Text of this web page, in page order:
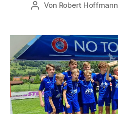
Beitragsautor
Von Robert Hoffmann